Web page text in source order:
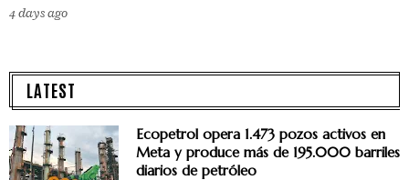
4 days ago
LATEST
Ecopetrol opera 1.473 pozos activos en
Meta y produce más de 195.000 barriles
diarios de petróleo